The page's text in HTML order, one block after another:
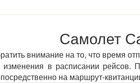
Самолет
внимание на то, что время
в расписании рейсов.
на маршрут-